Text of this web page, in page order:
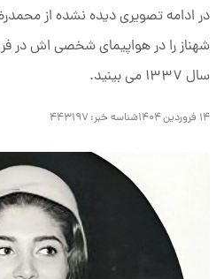
در ادامه تصویری دیده نشده از
شهناز را در هواپیمای شخصی اش در
سال ۱۳۳۷ می بینید.
۱۴ فروردین ۱۴۰۴ شناسه خبر: ۴۴۳۱۹۷